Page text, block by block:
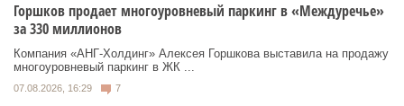
Горшков продает многоуровневый паркинг в «Междуречье»
за 330 миллионов
Компания «АНГ-Холдинг» Алексея Горшкова выставила на продажу
многоуровневый паркинг в ЖК ...
07.08.2026, 16:29 7